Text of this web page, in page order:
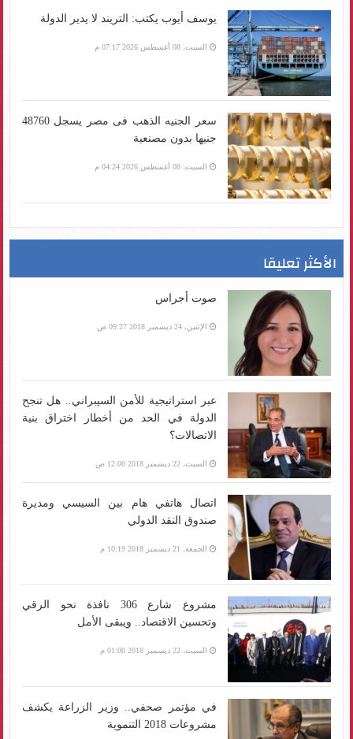
يوسف أيوب يكتب: التريند لا يدير الدولة
السبت، 08 أغسطس 2026 07:17 م
سعر الجنيه الذهب فى مصر يسجل 48760
جنيها بدون مصنعية
السبت، 08 أغسطس 2026 04:24 م
الأكثر تعليقا
صوت أجراس
الإثنين، 24 ديسمبر 2018 09:27 ص
عبر استراتيجية للأمن السيبراني.. هل تنجح
الدولة في الحد من أخطار اختراق بنية
الاتصالات؟
السبت، 22 ديسمبر 2018 12:00 ص
اتصال هاتفي هام بين السيسي ومديرة
صندوق النقد الدولي
الجمعة، 21 ديسمبر 2018 10:19 م
مشروع شارع 306 نافذة نحو الرقي
وتحسين الاقتصاد.. ويبقى الأمل
السبت، 22 ديسمبر 2018 01:00 م
في مؤتمر صحفي.. وزير الزراعة يكشف
مشروعات 2018 التنموية